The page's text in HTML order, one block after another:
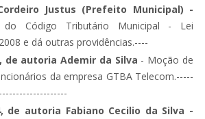
Justus (Prefeito Municipal) -
do Código Tributário Municipal - Lei
e dá outras providências.----
de autoria Ademir da Silva - Moção de
da empresa GTBA Telecom.-----
de autoria Fabiano Cecilio da Silva -